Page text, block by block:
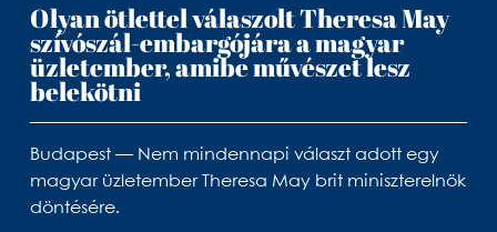
Olyan ötlettel válaszolt Theresa May
szívószál-embargójára a magyar
üzletember, amibe művészet lesz
belekötni
Budapest — Nem mindennapi választ adott egy
magyar üzletember Theresa May brit miniszterelnök
döntésére.